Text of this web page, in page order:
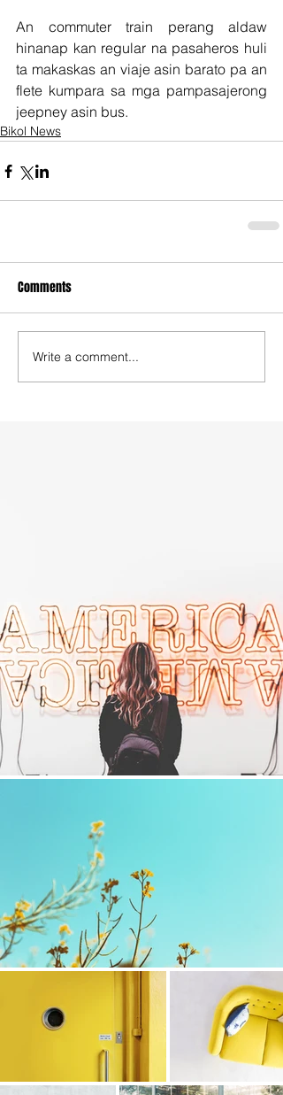
An commuter train perang aldaw
hinanap kan regular na pasaheros huli
ta makaskas an viaje asin barato pa an
flete kumpara sa mga pampasajerong
jeepney asin bus.
Bikol News
Comments
Write a comment...